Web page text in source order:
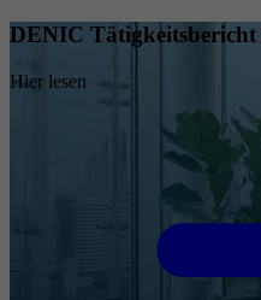
DENIC Tätigkeitsbericht
Hier lesen